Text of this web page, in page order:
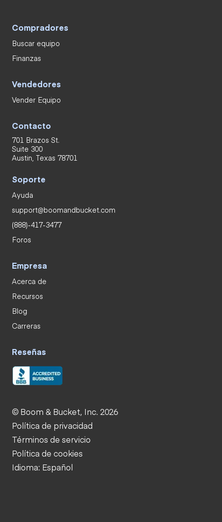
Compradores
Buscar equipo
Finanzas
Vendedores
Vender Equipo
Contacto
701 Brazos St.
Suite 300
Austin, Texas 78701
Soporte
Ayuda
support@boomandbucket.com
(888)-417-3477
Foros
Empresa
Acerca de
Recursos
Blog
Carreras
Reseñas
© Boom & Bucket, Inc. 2026
Política de privacidad
Términos de servicio
Política de cookies
Idioma: Español